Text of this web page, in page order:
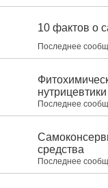
10 фактов о
Последнее
нутрицевтики
Последнее
средства
Последнее